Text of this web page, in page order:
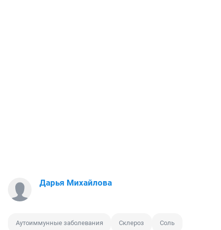
Дарья Михайлова
Аутоиммунные заболевания Склероз Соль